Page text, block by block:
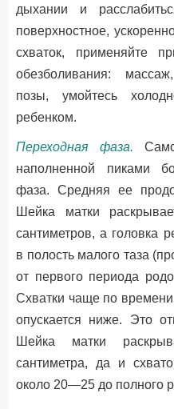
дыхании и
поверхностное,
схваток, применяйте
обезболивания:
позы, умойтесь
ребенком.
Переходная фаза.
наполненной пиками
фаза. Средняя ее
Шейка матки
сантиметров, а головка
в полость малого таза
от первого периода
Схватки чаще по
опускается ниже. Это
Шейка матки
сантиметра, да и
около 20—25 до полного